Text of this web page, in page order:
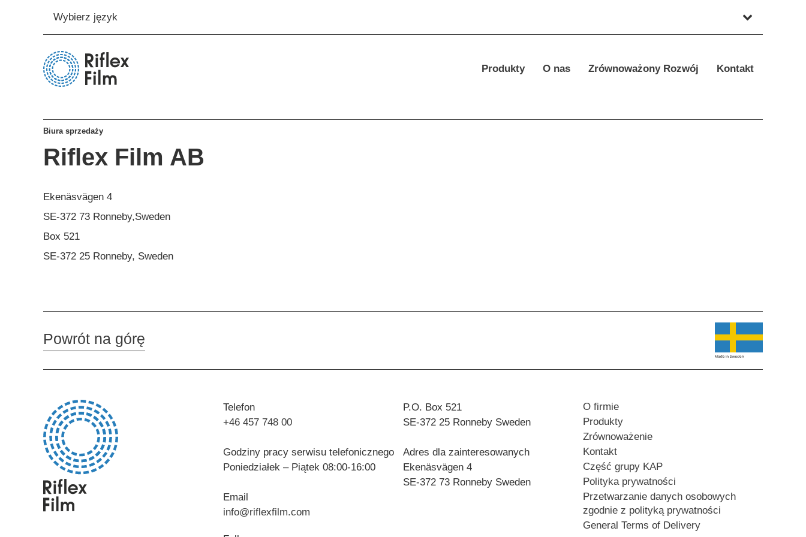
Wybierz język
Produkty O nas Zrównoważony Rozwój Kontakt
Biura sprzedaży
Riflex Film AB
Ekenäsvägen 4
SE-372 73 Ronneby,Sweden
Box 521
SE-372 25 Ronneby, Sweden
Powrót na górę
Telefon
+46 457 748 00
Godziny pracy serwisu telefonicznego
Poniedziałek – Piątek 08:00-16:00
Email
info@riflexfilm.com
P.O. Box 521
SE-372 25 Ronneby Sweden
Adres dla zainteresowanych
Ekenäsvägen 4
SE-372 73 Ronneby Sweden
O firmie
Produkty
Zrównoważenie
Kontakt
Część grupy KAP
Polityka prywatności
Przetwarzanie danych osobowych
zgodnie z polityką prywatności
General Terms of Delivery